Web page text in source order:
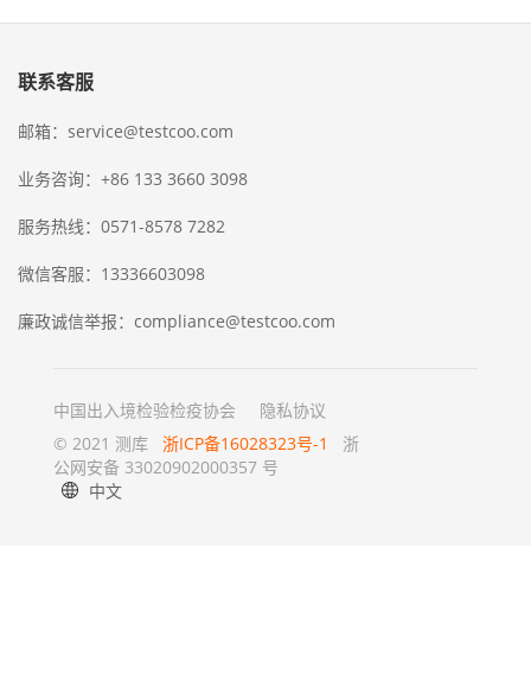
联系客服
邮箱：service@testcoo.com
业务咨询：+86 133 3660 3098
服务热线：0571-8578 7282
微信客服：13336603098
廉政诚信举报：compliance@testcoo.com
中国出入境检验检疫协会
隐私协议
© 2021 测库
浙ICP备16028323号-1
浙
公网安备 33020902000357 号
中文